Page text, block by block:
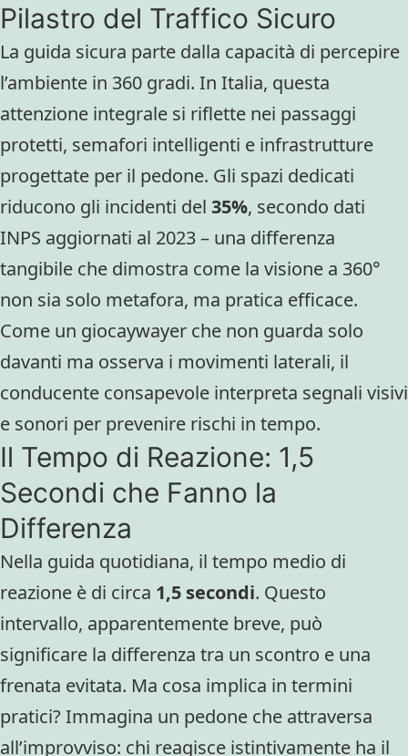
Pilastro del Traffico Sicuro
La guida sicura parte dalla capacità di percepire
l’ambiente in 360 gradi. In Italia, questa
attenzione integrale si riflette nei passaggi
protetti, semafori intelligenti e infrastrutture
progettate per il pedone. Gli spazi dedicati
riducono gli incidenti del 35%, secondo dati
INPS aggiornati al 2023 – una differenza
tangibile che dimostra come la visione a 360°
non sia solo metafora, ma pratica efficace.
Come un giocaywayer che non guarda solo
davanti ma osserva i movimenti laterali, il
conducente consapevole interpreta segnali visivi
e sonori per prevenire rischi in tempo.
Il Tempo di Reazione: 1,5
Secondi che Fanno la
Differenza
Nella guida quotidiana, il tempo medio di
reazione è di circa 1,5 secondi. Questo
intervallo, apparentemente breve, può
significare la differenza tra un scontro e una
frenata evitata. Ma cosa implica in termini
pratici? Immagina un pedone che attraversa
all’improvviso: chi reagisce istintivamente ha il